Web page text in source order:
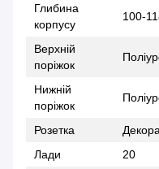
Глибина
корпусу
100-
Верхній
поріжок
Нижній
поріжок
Розетка
Лади
20